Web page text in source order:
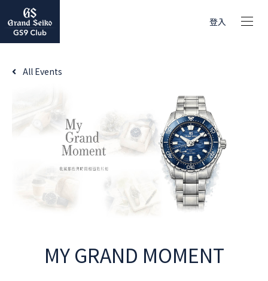
登入
All Events
MY GRAND MOMENT